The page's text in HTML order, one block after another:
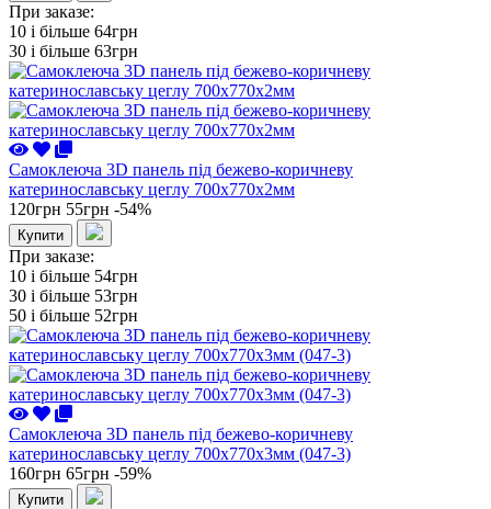
При заказе:
10 i більше 64грн
30 i більше 63грн
Самоклеюча 3D панель під бежево-коричневу
катеринославську цеглу 700x770x2мм
120грн 55грн -54%
Купити
При заказе:
10 i більше 54грн
30 i більше 53грн
50 i більше 52грн
Самоклеюча 3D панель під бежево-коричневу
катеринославську цеглу 700x770x3мм (047-3)
160грн 65грн -59%
Купити